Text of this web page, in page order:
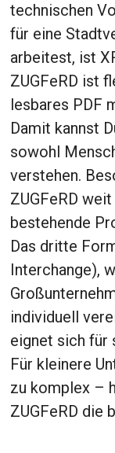
technischen
für eine
arbeitest, ist
ZUGFeRD ist
lesbares PDF
Damit kannst
sowohl
verstehen.
ZUGFeRD
bestehende
Das dritte
Interchange),
individuell
eignet sich für
Für kleinere
zu komplex –
ZUGFeRD die